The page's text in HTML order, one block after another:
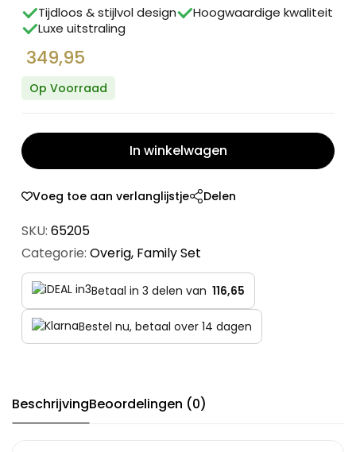
Tijdloos & stijlvol design
Hoogwaardige kwaliteit
Luxe uitstraling
349,95
Op Voorraad
In winkelwagen
Voeg toe aan verlanglijstje Delen
SKU: 65205
Categorie: Overig, Family Set
Betaal in 3 delen van 116,65
Bestel nu, betaal over 14 dagen
BeschrijvingBeoordelingen (0)